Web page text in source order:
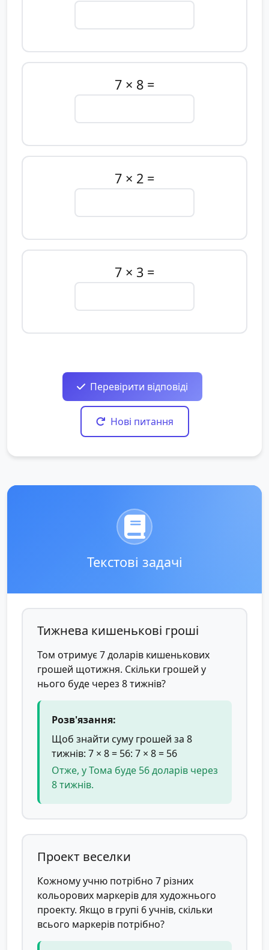
7 × 8 =
7 × 2 =
7 × 3 =
Перевірити відповіді
Нові питання
Текстові задачі
Тижнева кишенькові гроші
Том отримує 7 доларів кишенькових
грошей щотижня. Скільки грошей у
нього буде через 8 тижнів?
Розв'язання:
Щоб знайти суму грошей за 8
тижнів: 7 × 8 = 56: 7 × 8 = 56
Отже, у Тома буде 56 доларів через
8 тижнів.
Проект веселки
Кожному учню потрібно 7 різних
кольорових маркерів для художнього
проекту. Якщо в групі 6 учнів, скільки
всього маркерів потрібно?